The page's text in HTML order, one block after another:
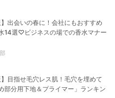
】出会いの春に！会社にもおすすめ
14選♡ビジネスの場での香水マナー
】目指せ毛穴レス肌！毛穴を埋めて
部分用下地＆プライマー」ランキン